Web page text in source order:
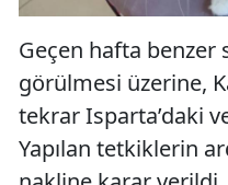
Geçen hafta
görülmesi üzerine,
tekrar Isparta’daki
Yapılan tetkiklerin